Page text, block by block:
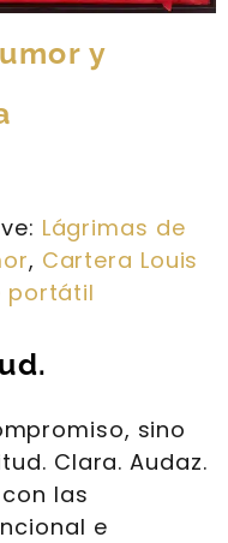
y
Lágrimas de
, Cartera Louis
portátil
sino
Clara. Audaz.
las
e